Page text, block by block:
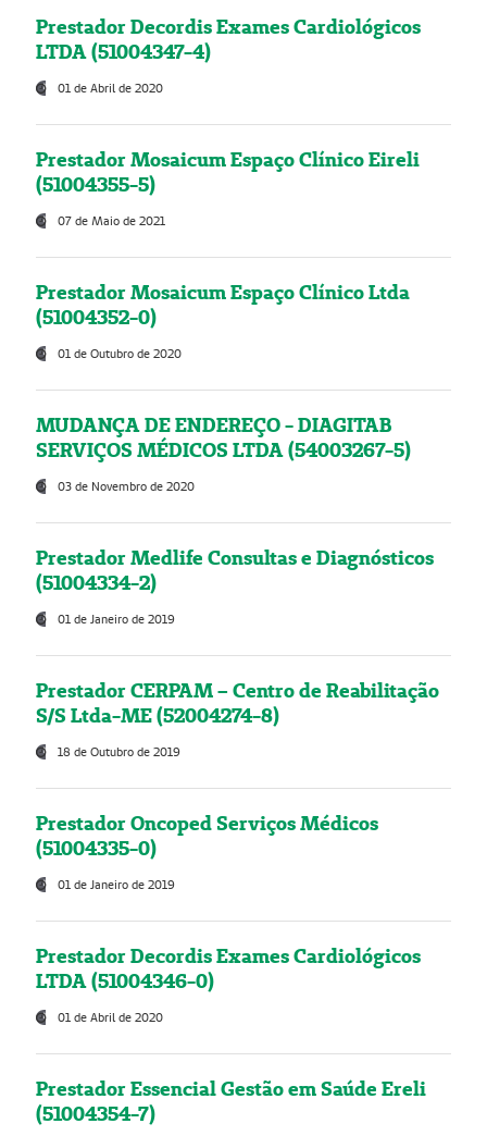
Prestador Decordis Exames Cardiológicos
LTDA (51004347-4)
01 de Abril de 2020
Prestador Mosaicum Espaço Clínico Eireli
(51004355-5)
07 de Maio de 2021
Prestador Mosaicum Espaço Clínico Ltda
(51004352-0)
01 de Outubro de 2020
MUDANÇA DE ENDEREÇO - DIAGITAB
SERVIÇOS MÉDICOS LTDA (54003267-5)
03 de Novembro de 2020
Prestador Medlife Consultas e Diagnósticos
(51004334-2)
01 de Janeiro de 2019
Prestador CERPAM – Centro de Reabilitação
S/S Ltda-ME (52004274-8)
18 de Outubro de 2019
Prestador Oncoped Serviços Médicos
(51004335-0)
01 de Janeiro de 2019
Prestador Decordis Exames Cardiológicos
LTDA (51004346-0)
01 de Abril de 2020
Prestador Essencial Gestão em Saúde Ereli
(51004354-7)